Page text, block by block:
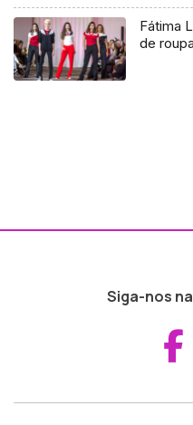
Fátima
de
Siga-nos